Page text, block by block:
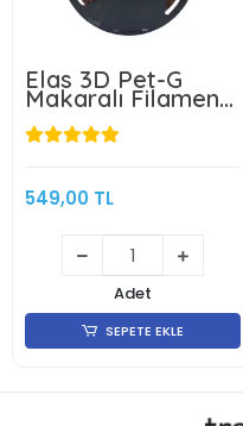
Elas 3D Pet-G
Makaralı Filament
Kiremit 1.75mm 1kg
549,00 TL
Adet
SEPETE EKLE